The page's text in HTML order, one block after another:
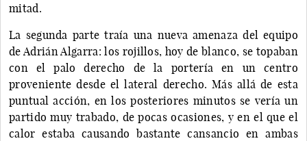
mitad.
La segunda parte traía una nueva amenaza del equipo
de Adrián Algarra: los rojillos, hoy de blanco, se topaban
con el palo derecho de la portería en un centro
proveniente desde el lateral derecho. Más allá de esta
puntual acción, en los posteriores minutos se vería un
partido muy trabado, de pocas ocasiones, y en el que el
calor estaba causando bastante cansancio en ambas